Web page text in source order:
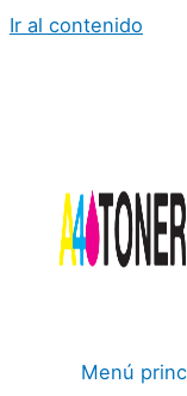
Ir al contenido
Menú